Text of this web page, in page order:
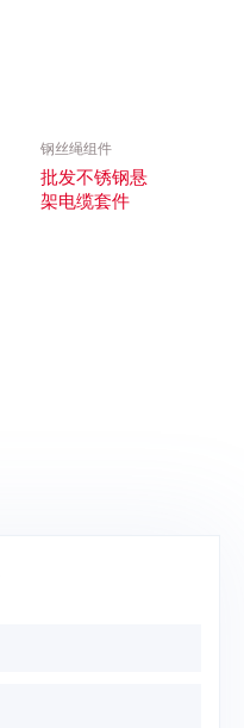
钢丝绳组件
批发不锈钢悬
架电缆套件